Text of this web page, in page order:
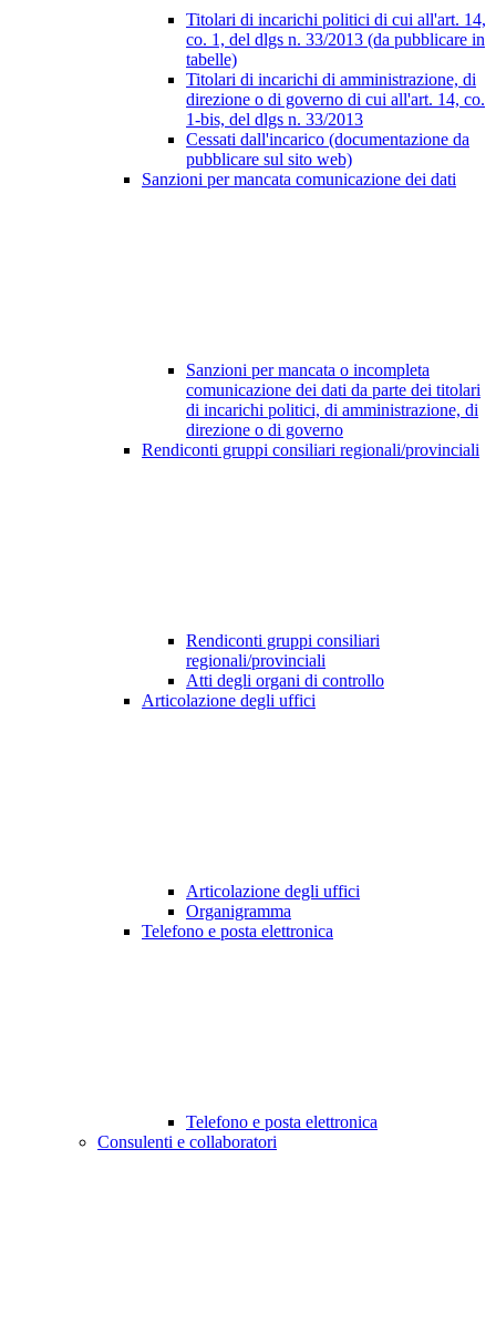
Titolari di incarichi politici di cui all'art. 14,
co. 1, del dlgs n. 33/2013 (da pubblicare in
tabelle)
Titolari di incarichi di amministrazione, di
direzione o di governo di cui all'art. 14, co.
1-bis, del dlgs n. 33/2013
Cessati dall'incarico (documentazione da
pubblicare sul sito web)
Sanzioni per mancata comunicazione dei dati
Sanzioni per mancata o incompleta
comunicazione dei dati da parte dei titolari
di incarichi politici, di amministrazione, di
direzione o di governo
Rendiconti gruppi consiliari regionali/provinciali
Rendiconti gruppi consiliari
regionali/provinciali
Atti degli organi di controllo
Articolazione degli uffici
Articolazione degli uffici
Organigramma
Telefono e posta elettronica
Telefono e posta elettronica
Consulenti e collaboratori